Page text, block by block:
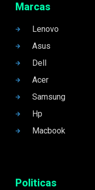
Marcas
Lenovo
Asus
Dell
Acer
Samsung
Hp
Macbook
Politicas